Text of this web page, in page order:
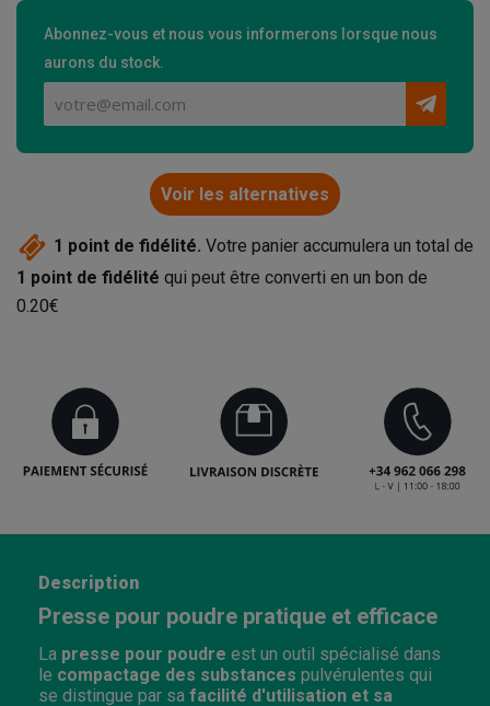
Abonnez-vous et nous vous informerons lorsque nous
aurons du stock.
Voir les alternatives
1 point de fidélité. Votre panier accumulera un total de
1 point de fidélité qui peut être converti en un bon de
0.20€
Description
Presse pour poudre pratique et efficace
La presse pour poudre est un outil spécialisé dans
le compactage des substances pulvérulentes qui
se distingue par sa facilité d'utilisation et sa